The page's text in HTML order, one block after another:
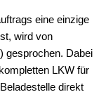
eine einzige
wird von
gesprochen. Dabei
LKW für
direkt